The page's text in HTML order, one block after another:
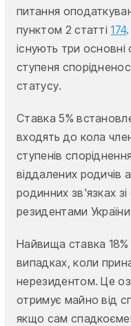
питання
пунктом 2 статті174
існують три
ступеня
статусу.
Ставка 5%
входять до кола
ступенів
віддалених родичів
родинних зв'язках
резидентами
Найвища ставка
випадках, коли
нерезидентом. Це
отримує майно від
якщо сам